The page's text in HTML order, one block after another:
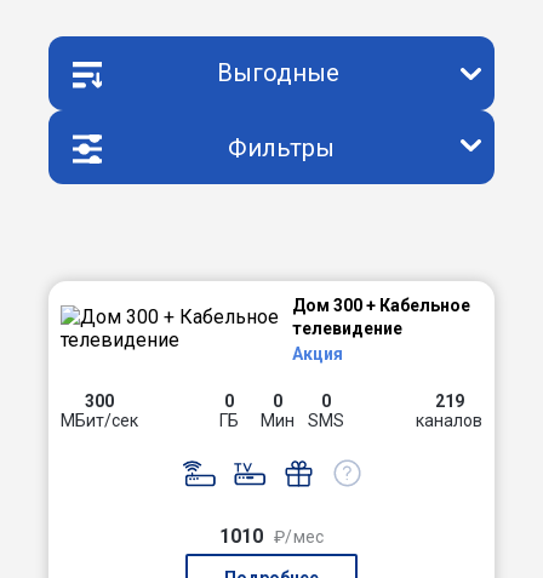
Выгодные
Фильтры
Дом 300 + Кабельное
телевидение
Акция
300
МБит/сек
0
ГБ
0
Мин
0
SMS
219
каналов
1010 ₽/мес